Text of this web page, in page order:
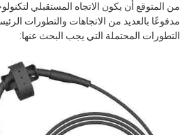
من المتوقع أن يكون الاتجاه المستقبلي
مدفوعًا بالعديد من الاتجاهات والتطورات
التطورات المحتملة التي يجب البحث عنها: